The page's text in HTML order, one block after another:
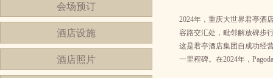
会场预订
酒店设施
酒店照片
2024年，重庆大世界君亭酒
容路交汇处，毗邻解放碑步
这是君亭酒店集团自成功经
一里程碑。在2024年，